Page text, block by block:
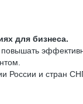
для бизнеса.
России и стран